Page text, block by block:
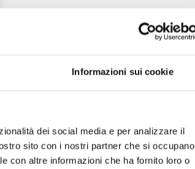
Informazioni sui cookie
dei social media e per analizzare il
sito con i nostri partner che si occupano
con altre informazioni che ha fornito loro o